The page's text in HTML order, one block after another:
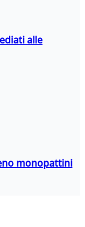
alle
monopattini